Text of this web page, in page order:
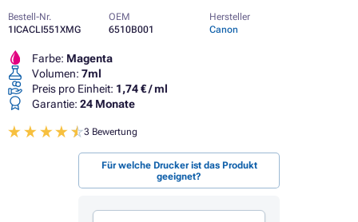
Bestell-Nr.
1ICACLI551XMG
OEM
6510B001
Hersteller
Canon
Farbe: Magenta
Volumen: 7ml
Preis pro Einheit: 1,74 € / ml
Garantie: 24 Monate
3 Bewertung
Für welche Drucker ist das Produkt
geeignet?